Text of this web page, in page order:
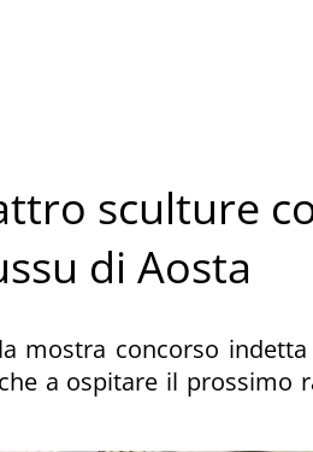
sculture
di Aosta
mostra concorso
a ospitare il prossimo